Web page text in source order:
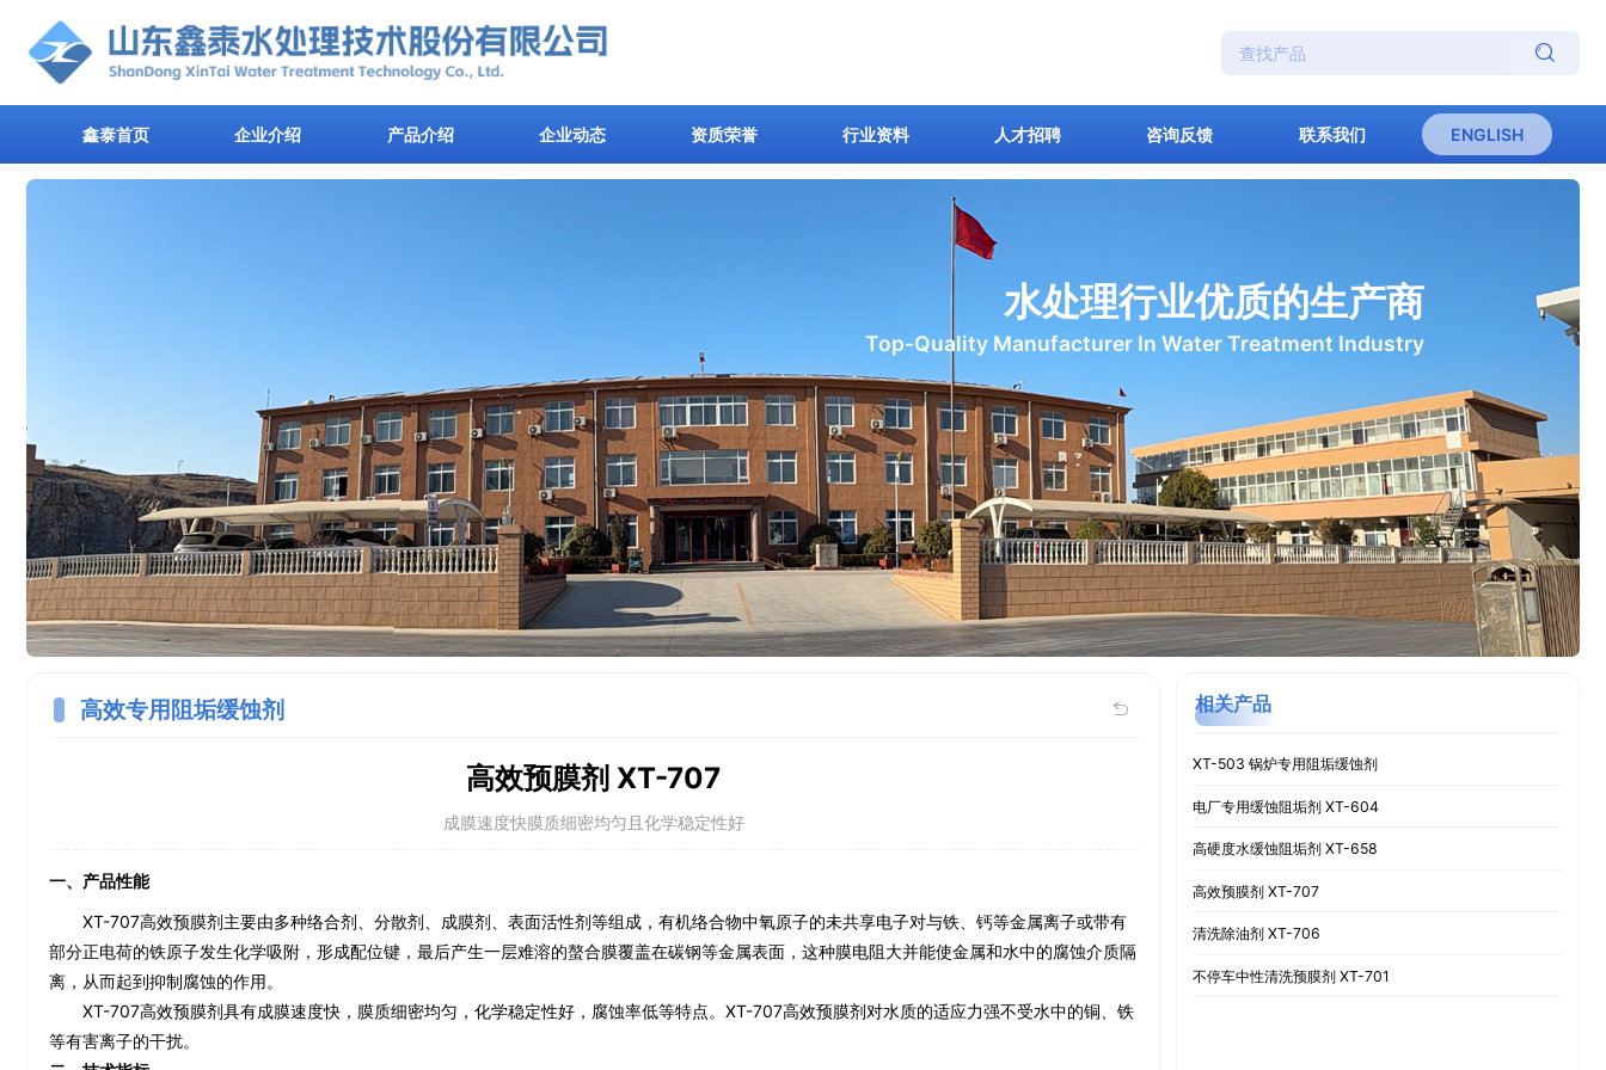

鑫泰首页 企业介绍 产品介绍 企业动态 资质荣誉 行业资料 人才招聘 咨询反馈 联系我们 ENGLISH
水处理行业优质的生产商
Top-Quality Manufacturer In Water Treatment Industry
高效专用阻垢缓蚀剂 
高效预膜剂 XT-707
成膜速度快膜质细密均匀且化学稳定性好
一、产品性能
XT-707高效预膜剂主要由多种络合剂 、分散剂、成膜剂、表面活性剂等组成，有机络合物中氧原子的未共享电子对与铁、钙等金属离子或带有
部分正电荷的铁原子发生化学吸附，形成配位键，最后产生一层难溶的螯合膜覆盖在碳钢等金属表面，这种膜电阻大并能使金属和水中的腐蚀介质隔
离，从而起到抑制腐蚀的作用。
XT-707高效预膜剂具有成膜速度快，膜质细密均匀，化学稳定性好，腐蚀率低等特点。 XT-707高效预膜剂对水质的适应力强不受水中的铜、铁
等有害离子的干扰。
相关产品
XT-503 锅炉专用阻垢缓蚀剂
电厂专用缓蚀阻垢剂 XT-604
高硬度水缓蚀阻垢剂 XT-658
高效预膜剂 XT-707
清洗除油剂 XT-706
不停车中性清洗预膜剂 XT-701